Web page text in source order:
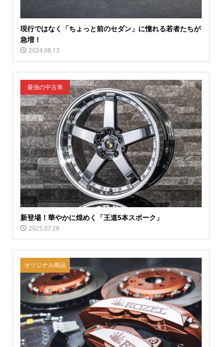
現行ではなく「ちょっと前のセダン」に憧れる若者たちが
急増！
2024.08.13
最強の中古車
新登場！華やかに煌めく「王道5本スポーク」
2025.07.28
オリジナル商品